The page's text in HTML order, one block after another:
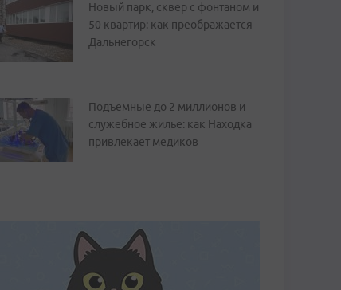
Новый парк, сквер с фонтаном и
50 квартир: как преображается
Дальнегорск
Подъемные до 2 миллионов и
служебное жилье: как Находка
привлекает медиков